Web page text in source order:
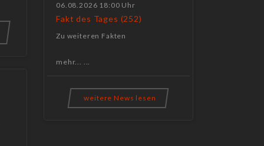
06.08.2026 18:00 Uhr
Fakt des Tages (252)
Zu weiteren Fakten
mehr... ...
weitere News lesen